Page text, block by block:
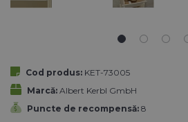
Cod produs: KET-73005
Marcă: Albert Kerbl GmbH
Puncte de recompensă: 8